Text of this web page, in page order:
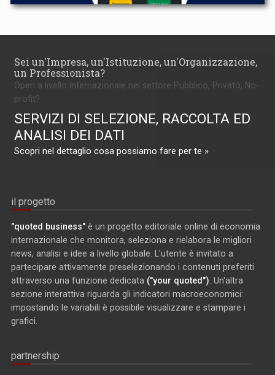
Sei un'Impresa, un'Istituzione, un'Organizzazione,
un Professionista?
Operi a livello internazionale nel settore Pubblico, Privato, No-
profit?
SERVIZI DI SELEZIONE, RACCOLTA ED
ANALISI DEI DATI
Scopri nel dettaglio cosa possiamo fare per te »
il progetto
"quoted business" è un progetto editoriale online di economia
internazionale che monitora, seleziona e rielabora le migliori
news, analisi e idee a livello globale. L'utente è invitato a
partecipare attivamente preselezionando i contenuti preferiti
attraverso una funzione dedicata ("your quoted"). Un'altra
sezione interattiva riguarda gli indicatori macroeconomici:
impostando le variabili è possibile visualizzare e stampare i
grafici.
partnership